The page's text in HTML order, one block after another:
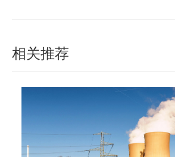
相关推荐